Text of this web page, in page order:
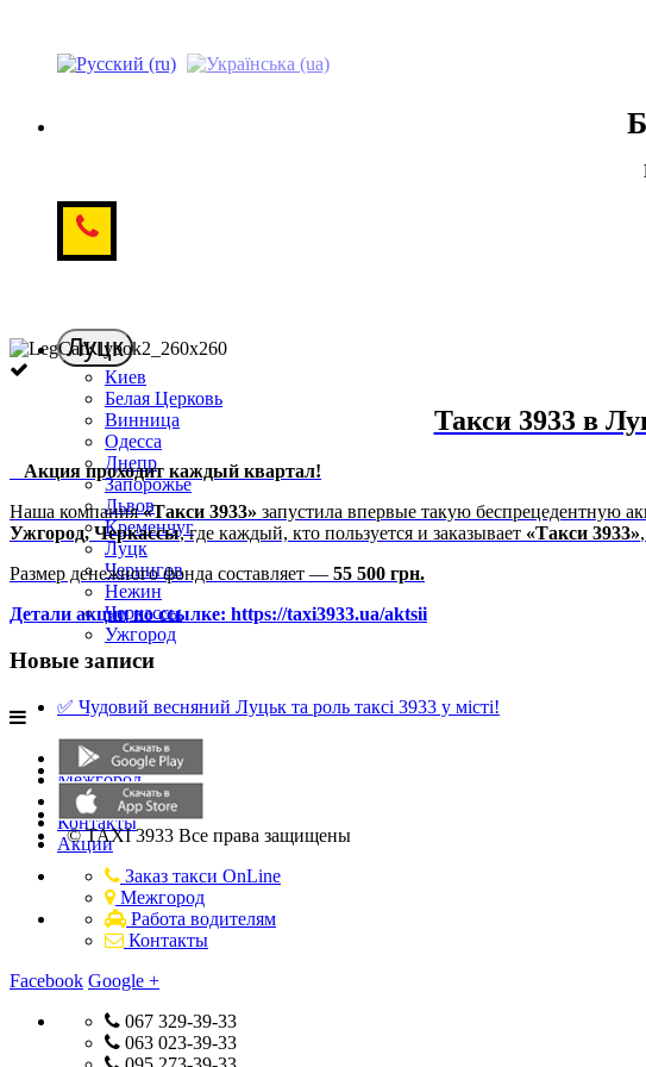
Луцк
Киев
Белая Церковь
Винница
Одесса
Днепр
Запорожье
Львов
Кременчуг
Луцк
Чернигов
Нежин
Черкассы
Ужгород
Замовлення таксі
Межгород
Работа водителям
Контакты
Акции
Такси 3933 в
Акция проходит каждый квартал!
Наша компания«Такси 3933» запустила впервые такую ​​беспрецедентную
Ужгород, Черкассы, где каждый, кто пользуется и заказывает «Такси 3933»
Размер денежного фонда составляет — 55 500 грн.
Детали акции по ссылке: https://taxi3933.ua/aktsii
Новые записи
✅ Чудовий весняний Луцьк та роль таксі 3933 у місті!
© TAXI 3933 Все права защищены
Заказ такси OnLine
Межгород
Работа водителям
Контакты
Facebook Google +
067 329-39-33
063 023-39-33